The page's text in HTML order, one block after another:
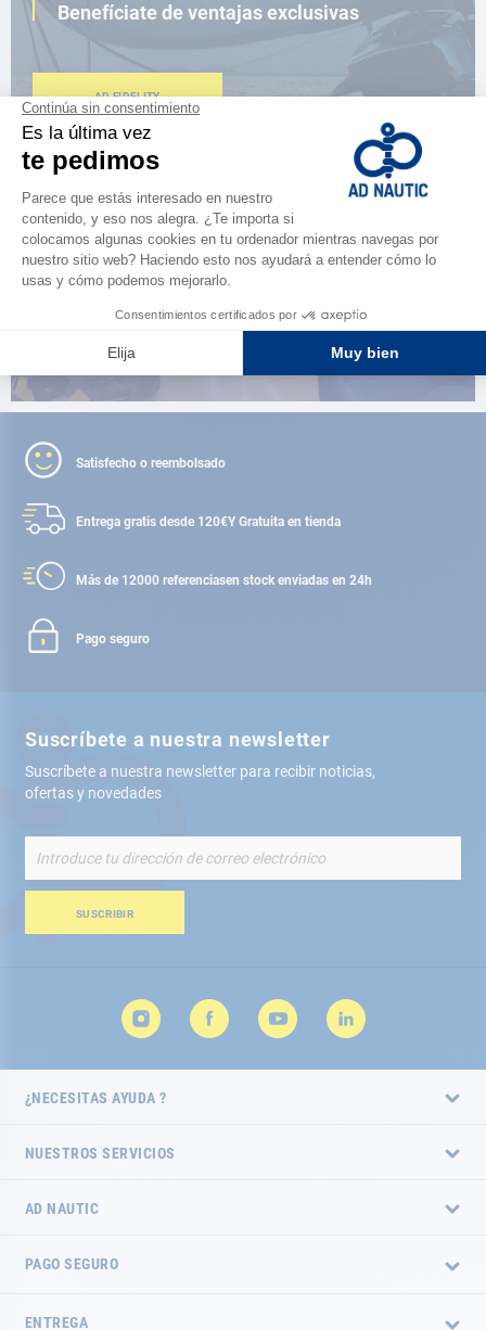
Benefíciate de ventajas exclusivas
AD FIDELITY
CERCA DE TI
150 tiendas en el mundo,
la fuerza de una red
ENCUENTRA UNA TIENDA
Satisfecho o reembolsado
Entrega gratis desde 120€Y Gratuita en tienda
Más de 12000 referenciasen stock enviadas en 24h
Pago seguro
Suscríbete a nuestra newsletter
Suscríbete a nuestra newsletter para recibir noticias,
ofertas y novedades
nuestro
de
SUSCRIBIR
¿NECESITAS AYUDA ?
NUESTROS SERVICIOS
AD NAUTIC
PAGO SEGURO
ENTREGA